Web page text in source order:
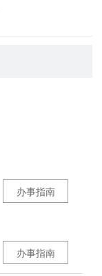
办事指南
办事指南